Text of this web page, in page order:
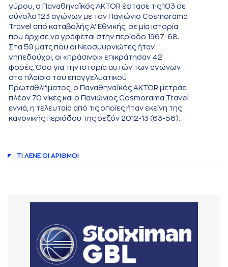
γύρου, ο Παναθηναϊκός AKTOR έφτασε τις 103 σε
σύνολο 123 αγώνων με τον Πανιώνιο Cosmorama
Travel από καταβολής Α’ Εθνικής, σε μία ιστορία
που άρχισε να γράφεται στην περίοδο 1967-68.
Στα 59 ματς που οι Νεοσμυρνιώτες ήταν
γηπεδούχοι, οι «πράσινοι» επικράτησαν 42
φορές. Όσο για την ιστορία αυτών των αγώνων
στο πλαίσιο του επαγγελματικού
Πρωταθλήματος, ο Παναθηναϊκός AKTOR μετράει
πλέον 70 νίκες και ο Πανιώνιος Cosmorama Travel
εννιά, η τελευταία από τις οποίες ήταν εκείνη της
κανονικής περιόδου της σεζόν 2012-13 (63-56).
ΤΙ ΛΕΝΕ ΟΙ AΡΙΘΜΟΙ